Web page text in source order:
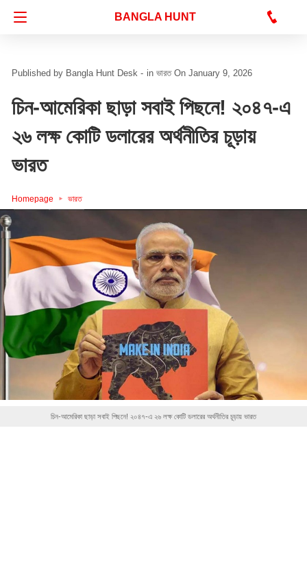
BANGLA HUNT
Bangla Hunt Desk - in ভারত On January 9, 2026
চিন-আমেরিকা ছাড়া সবাই পিছনে! ২০৪৭-এ
২৬ লক্ষ কোটি ডলারের অর্থনীতির চূড়ায়
ভারত
Homepage ভারত
চিন-আমেরিকা ছাড়া সবাই পিছনে! ২০৪৭-এ ২৬ লক্ষ কোটি ডলারের অর্থনীতির চূড়ায় ভারত